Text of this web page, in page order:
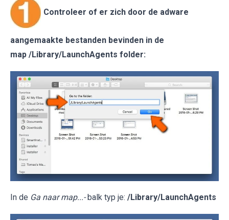
Controleer of er zich door de adware
aangemaakte bestanden bevinden in de
map /Library/LaunchAgents folder:
In de Ga naar map...- balk typ je: /Library/LaunchAgents